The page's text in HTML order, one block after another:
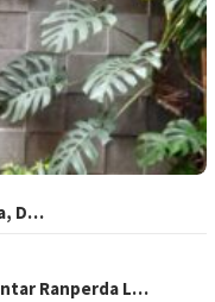
D…
Ranperda L…